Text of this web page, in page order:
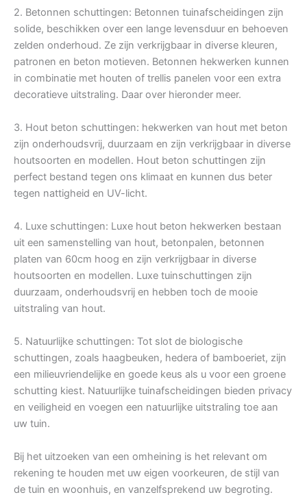
2. Betonnen schuttingen: Betonnen tuinafscheidingen zijn
solide, beschikken over een lange levensduur en behoeven
zelden onderhoud. Ze zijn verkrijgbaar in diverse kleuren,
patronen en beton motieven. Betonnen hekwerken kunnen
in combinatie met houten of trellis panelen voor een extra
decoratieve uitstraling. Daar over hieronder meer.
3. Hout beton schuttingen: hekwerken van hout met beton
zijn onderhoudsvrij, duurzaam en zijn verkrijgbaar in diverse
houtsoorten en modellen. Hout beton schuttingen zijn
perfect bestand tegen ons klimaat en kunnen dus beter
tegen nattigheid en UV-licht.
4. Luxe schuttingen: Luxe hout beton hekwerken bestaan
uit een samenstelling van hout, betonpalen, betonnen
platen van 60cm hoog en zijn verkrijgbaar in diverse
houtsoorten en modellen. Luxe tuinschuttingen zijn
duurzaam, onderhoudsvrij en hebben toch de mooie
uitstraling van hout.
5. Natuurlijke schuttingen: Tot slot de biologische
schuttingen, zoals haagbeuken, hedera of bamboeriet, zijn
een milieuvriendelijke en goede keus als u voor een groene
schutting kiest. Natuurlijke tuinafscheidingen bieden privacy
en veiligheid en voegen een natuurlijke uitstraling toe aan
uw tuin.
Bij het uitzoeken van een omheining is het relevant om
rekening te houden met uw eigen voorkeuren, de stijl van
de tuin en woonhuis, en vanzelfsprekend uw begroting.